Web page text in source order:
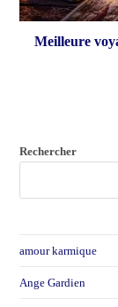
Meilleure
Rechercher
amour karmique
Ange Gardien